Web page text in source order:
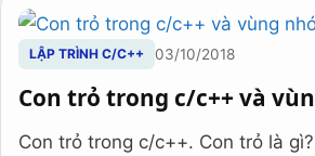
LẬP TRÌNH C/C++ 03/10/2018
Con trỏ trong c/c++ và
Con trỏ trong c/c++. Con trỏ là